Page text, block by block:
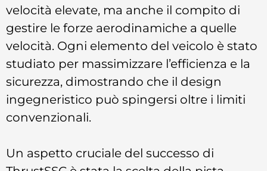
velocità elevate, ma anche il compito di
gestire le forze aerodinamiche a quelle
velocità. Ogni elemento del veicolo è stato
studiato per massimizzare l’efficienza e la
sicurezza, dimostrando che il design
ingegneristico può spingersi oltre i limiti
convenzionali.
Un aspetto cruciale del successo di